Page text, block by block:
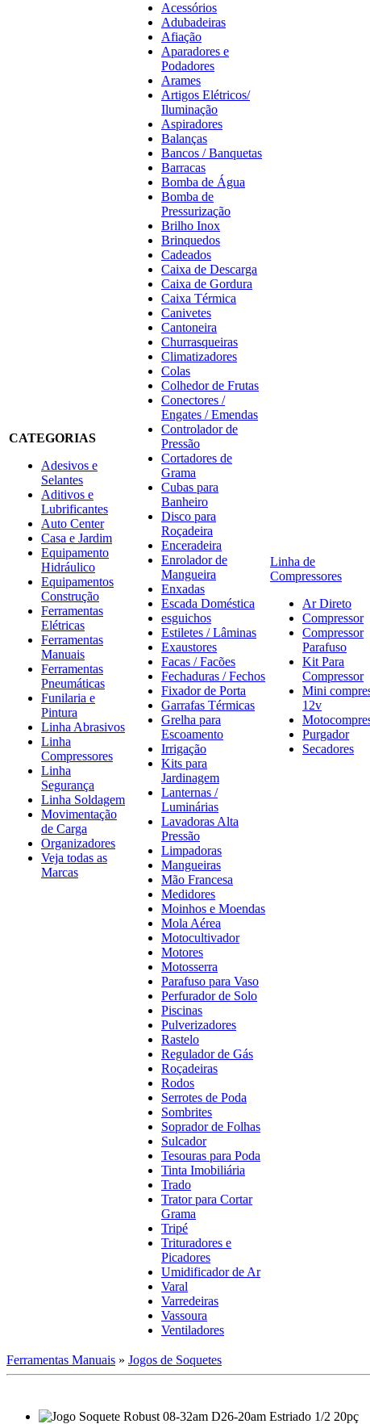
CATEGORIAS
Adesivos e
Selantes
Aditivos e
Lubrificantes
Auto Center
Casa e Jardim
Equipamento
Hidráulico
Equipamentos
Construção
Ferramentas
Elétricas
Ferramentas
Manuais
Ferramentas
Pneumáticas
Funilaria e
Pintura
Linha Abrasivos
Linha
Compressores
Linha
Segurança
Linha Soldagem
Movimentação
de Carga
Organizadores
Veja todas as
Marcas
Acessórios
Adubadeiras
Afiação
Aparadores e
Podadores
Arames
Artigos Elétricos/
Iluminação
Aspiradores
Balanças
Bancos / Banquetas
Barracas
Bomba de Água
Bomba de
Pressurização
Brilho Inox
Brinquedos
Cadeados
Caixa de Descarga
Caixa de Gordura
Caixa Térmica
Canivetes
Cantoneira
Churrasqueiras
Climatizadores
Colas
Colhedor de Frutas
Conectores /
Engates / Emendas
Controlador de
Pressão
Cortadores de
Grama
Cubas para
Banheiro
Disco para
Roçadeira
Enceradeira
Enrolador de
Mangueira
Enxadas
Escada Doméstica
esguichos
Estiletes / Lâminas
Exaustores
Facas / Facões
Fechaduras / Fechos
Fixador de Porta
Garrafas Térmicas
Grelha para
Escoamento
Irrigação
Kits para
Jardinagem
Lanternas /
Luminárias
Lavadoras Alta
Pressão
Limpadoras
Mangueiras
Mão Francesa
Medidores
Moinhos e Moendas
Mola Aérea
Motocultivador
Motores
Motosserra
Parafuso para Vaso
Perfurador de Solo
Piscinas
Pulverizadores
Rastelo
Regulador de Gás
Roçadeiras
Rodos
Serrotes de Poda
Sombrites
Soprador de Folhas
Sulcador
Tesouras para Poda
Tinta Imobiliária
Trado
Trator para Cortar
Grama
Tripé
Trituradores e
Picadores
Umidificador de Ar
Varal
Varredeiras
Vassoura
Ventiladores
Linha de
Compressores
Ar Direto
Compressor
Compressor
Parafuso
Kit Para
Compressor
Mini
12v
Purgador
Secadores
Ferramentas Manuais » Jogos de Soquetes